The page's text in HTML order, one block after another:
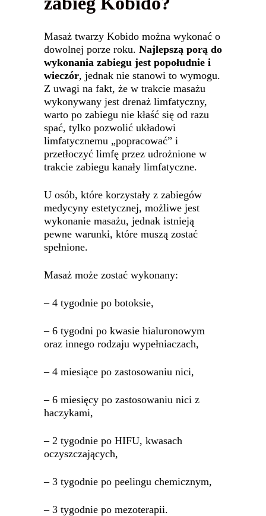
Masaż twarzy Kobido można wykonać o
dowolnej porze roku. Najlepszą porą do
wykonania zabiegu jest popołudnie i
wieczór, jednak nie stanowi to wymogu.
Z uwagi na fakt, że w trakcie masażu
wykonywany jest drenaż limfatyczny,
warto po zabiegu nie kłaść się od razu
spać, tylko pozwolić układowi
limfatycznemu „popracować” i
przetłoczyć limfę przez udrożnione w
trakcie zabiegu kanały limfatyczne.
U osób, które korzystały z zabiegów
medycyny estetycznej, możliwe jest
wykonanie masażu, jednak istnieją
pewne warunki, które muszą zostać
spełnione.
Masaż może zostać wykonany:
– 4 tygodnie po botoksie,
– 6 tygodni po kwasie hialuronowym
oraz innego rodzaju wypełniaczach,
– 4 miesiące po zastosowaniu nici,
– 6 miesięcy po zastosowaniu nici z
haczykami,
– 2 tygodnie po HIFU, kwasach
oczyszczających,
– 3 tygodnie po peelingu chemicznym,
– 3 tygodnie po mezoterapii.